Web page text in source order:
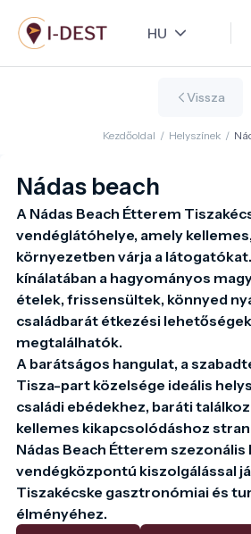
Ugrás
a
tartalomra
Vissza
Kezdőoldal / Helyszínek /
Nádas beach
A Nádas Beach Étterem
vendéglátóhelye, amely
környezetben várja a
kínálatában a hagyományos
ételek, frissensültek, könnyed
családbarát étkezési
megtalálhatók.
A barátságos hangulat, a
Tisza-part közelsége ideális
családi ebédekhez, baráti
kellemes kikapcsolódáshoz
Nádas Beach Étterem szezonális
vendégközpontú kiszolgálással
Tiszakécske gasztronómiai és
élményéhez.